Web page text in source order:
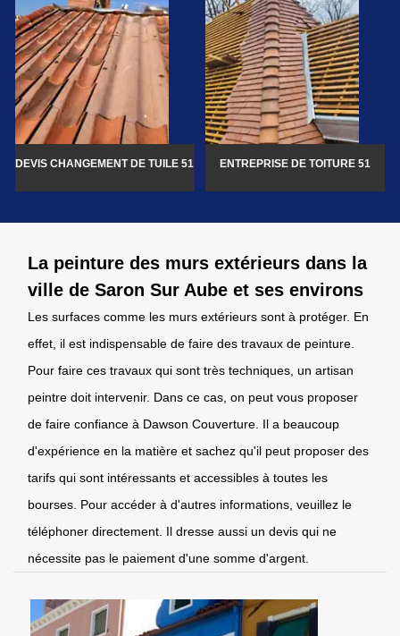
DEVIS CHANGEMENT DE TUILE 51 ENTREPRISE DE TOITURE 51
La peinture des murs extérieurs dans la
ville de Saron Sur Aube et ses environs
Les surfaces comme les murs extérieurs sont à protéger. En
effet, il est indispensable de faire des travaux de peinture.
Pour faire ces travaux qui sont très techniques, un artisan
peintre doit intervenir. Dans ce cas, on peut vous proposer
de faire confiance à Dawson Couverture. Il a beaucoup
d'expérience en la matière et sachez qu'il peut proposer des
tarifs qui sont intéressants et accessibles à toutes les
bourses. Pour accéder à d'autres informations, veuillez le
téléphoner directement. Il dresse aussi un devis qui ne
nécessite pas le paiement d'une somme d'argent.